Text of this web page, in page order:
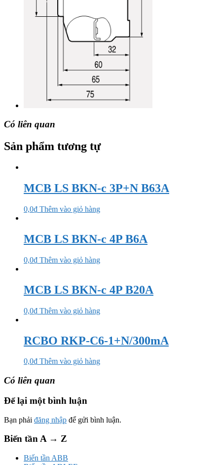
Có liên quan
Sản phẩm tương tự
MCB LS BKN-c 3P+N B63A
0,0₫ Thêm vào giỏ hàng
MCB LS BKN-c 4P B6A
0,0₫ Thêm vào giỏ hàng
MCB LS BKN-c 4P B20A
0,0₫ Thêm vào giỏ hàng
RCBO RKP-C6-1+N/300mA
0,0₫ Thêm vào giỏ hàng
Có liên quan
Để lại một bình luận
Bạn phải đăng nhập để gửi bình luận.
Biến tần A → Z
Biến tần ABB